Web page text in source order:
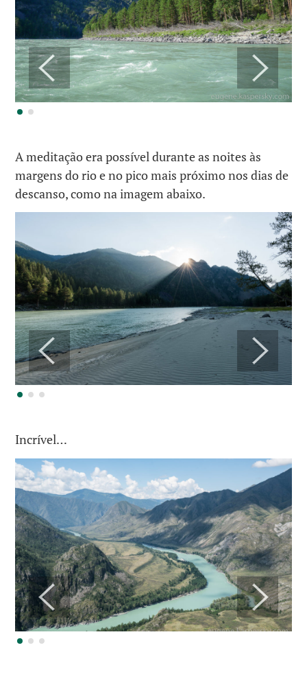
A meditação era possível durante as noites às
margens do rio e no pico mais próximo nos dias de
descanso, como na imagem abaixo.
Incrível…